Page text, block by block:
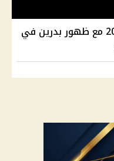
القمر الأزرق يزين سماء مايو 2026 مع ظهور بدرين في